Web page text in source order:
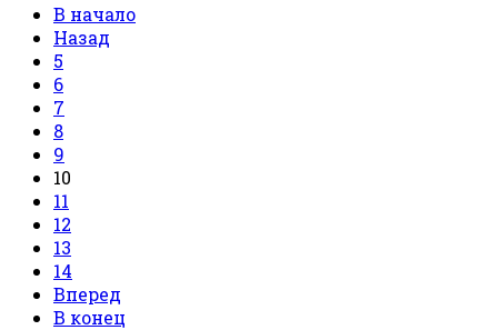
В начало
Назад
5
6
7
8
9
10
11
12
13
14
Вперед
В конец